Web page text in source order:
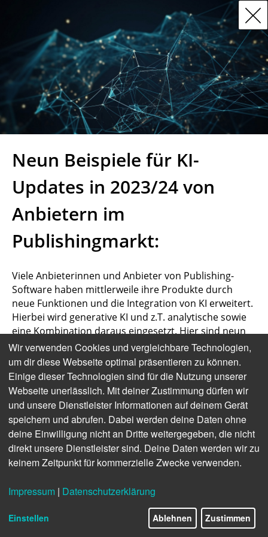
Neun Beispiele für KI-
Updates in 2023/24 von
Anbietern im
Publishingmarkt:
Viele Anbieterinnen und Anbieter von Publishing-
Software haben mittlerweile ihre Produkte durch
neue Funktionen und die Integration von KI erweitert.
Hierbei wird generative KI und z.T. analytische sowie
eine Kombination daraus eingesetzt. Hier sind neun
Beispiele von Anbietern unterschiedlicher Größe und
Ausrichtung (Anmerkung: Die Beispiele erheben
keinen Anspruch auf Vollständigkeit. Es handelt sich
nicht um generelle Empfehlungen, und es gibt viele
weitere Anbieter, die KI-Use-Cases umsetzen):
Convit: Convit setzt bei „Newsmind Stories“,
einem Tool zur themenzentrierten Planung und
Zusammenarbeit, KI ein. Die KI kann hierbei bei
der Auswahl interessanter Themen und der
unterstützen.
InterRed
: InterRed kann redaktionelle
Workflows u.a. über seine redaktionellen
Wir verwenden Cookies und vergleichbare Technologien,
um dir diese Webseite optimal präsentieren zu können.
Einige dieser Technologien sind für die Nutzung unserer
Webseite unerlässlich. Mit deiner Zustimmung dürfen wir
und unsere Dienstleister Informationen auf deinem Gerät
speichern und abrufen. Dabei werden deine Daten ohne
deine Einwilligung nicht an Dritte weitergegeben, die nicht
direkt unsere Dienstleister sind. Deine Daten werden wir zu
keinem Zeitpunkt für kommerzielle Zwecke verwenden.
Impressum | Datenschutzerklärung
Einstellen Ablehnen Zustimmen